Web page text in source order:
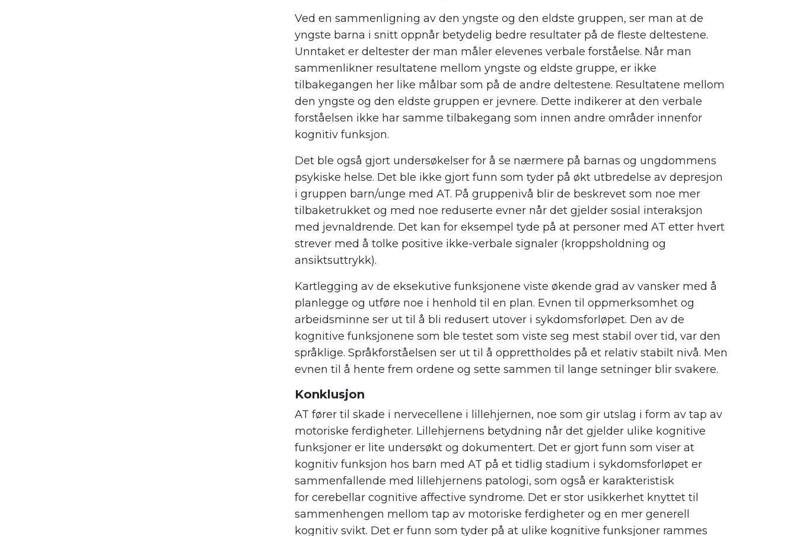
Ved en sammenligning av den yngste og den eldste gruppen, ser man at de
yngste barna i snitt oppnår betydelig bedre resultater på de fleste deltestene.
Unntaket er deltester der man måler elevenes verbale forståelse. Når man
sammenlikner resultatene mellom yngste og eldste gruppe, er ikke
tilbakegangen her like målbar som på de andre deltestene. Resultatene mellom
den yngste og den eldste gruppen er jevnere. Dette indikerer at den verbale
forståelsen ikke har samme tilbakegang som innen andre områder innenfor
kognitiv funksjon.
Det ble også gjort undersøkelser for å se nærmere på barnas og ungdommens
psykiske helse. Det ble ikke gjort funn som tyder på økt utbredelse av depresjon
i gruppen barn/unge med AT. På gruppenivå blir de beskrevet som noe mer
tilbaketrukket og med noe reduserte evner når det gjelder sosial interaksjon
med jevnaldrende. Det kan for eksempel tyde på at personer med AT etter hvert
strever med å tolke positive ikke-verbale signaler (kroppsholdning og
ansiktsuttrykk).
Kartlegging av de eksekutive funksjonene viste økende grad av vansker med å
planlegge og utføre noe i henhold til en plan. Evnen til oppmerksomhet og
arbeidsminne ser ut til å bli redusert utover i sykdomsforløpet. Den av de
kognitive funksjonene som ble testet som viste seg mest stabil over tid, var den
språklige. Språkforståelsen ser ut til å opprettholdes på et relativ stabilt nivå. Men
evnen til å hente frem ordene og sette sammen til lange setninger blir svakere.
Konklusjon
AT fører til skade i nervecellene i lillehjernen, noe som gir utslag i form av tap av
motoriske ferdigheter. Lillehjernens betydning når det gjelder ulike kognitive
funksjoner er ite undersøkt og dokumentert. Det er gjort funn som viser at
kognitiv funksjon hos barn med AT på et tidlig stadium i sykdomsforløpet er
sammenfallende med lillehjernens patologi, som også er karakteristisk
for cerebellar cognitive affective syndrome. Det er stor usikkerhet knyttet til
sammenhengen mellom tap av motoriske ferdigheter og en mer generell
kognitiv svikt. Det er funn som tyder på at ulike kognitive funksjoner rammes